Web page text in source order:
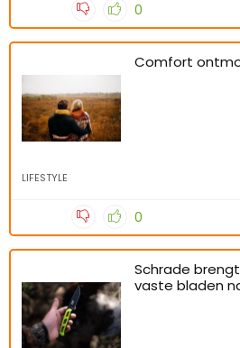
0
Comfort
LIFESTYLE
0
Schrade
vaste bladen